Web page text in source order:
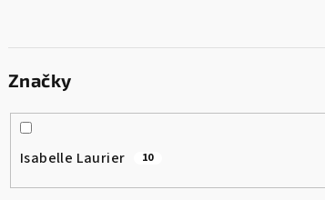
Značky
Isabelle Laurier 10